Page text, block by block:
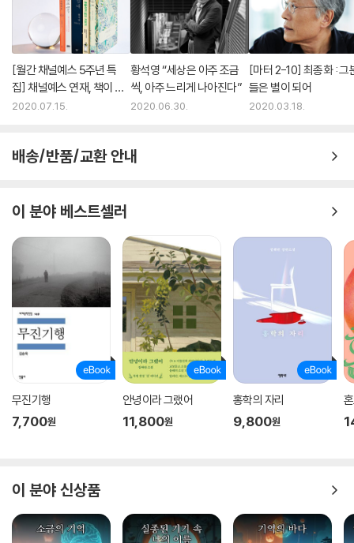
[월간 채널예스 5주년 특
집] 채널예스 연재, 책이 되
다 - 이경미 감독 외
2020.07.15.
황석영 “세상은 아주 조금
씩, 아주 느리게 나아진다”
2020.06.30.
[마터 2-10] 최종화 : 그
들은 별이 되어
2020.03.18.
배송/반품/교환 안내
이 분야 베스트셀러
무진기행
7,700원
안녕이라 그랬어
11,800원
홍학의 자리
9,800원
이 분야 신상품